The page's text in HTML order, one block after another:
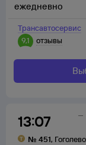
Трансавтосервис
9,1
отзывы
ежедневно
13:07
№ 451, Гоголево